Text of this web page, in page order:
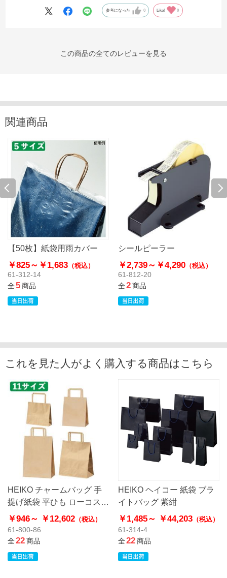
参考になった 0 Like! 0
この商品の全てのレビューを見る
関連商品
【50枚】紙袋用雨カバー
￥825～ ￥1,683 （税込）
61-312-14
全5商品
シールピーラー
￥2,739～ ￥4,290 （税込）
61-812-20
全2商品
これを見た人がよく購入する商品はこちら
HEIKO チャームバッグ 手
提げ紙袋 平ひも ローコスト
タイプ 茶無地
￥946～ ￥12,602 （税込）
61-800-86
全22商品
HEIKO ヘイコー 紙袋 ブラ
イトバッグ 紫紺
￥1,485～ ￥44,203（税込）
61-314-4
全22商品